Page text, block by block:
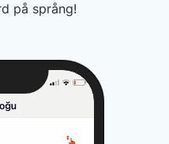
på språng!